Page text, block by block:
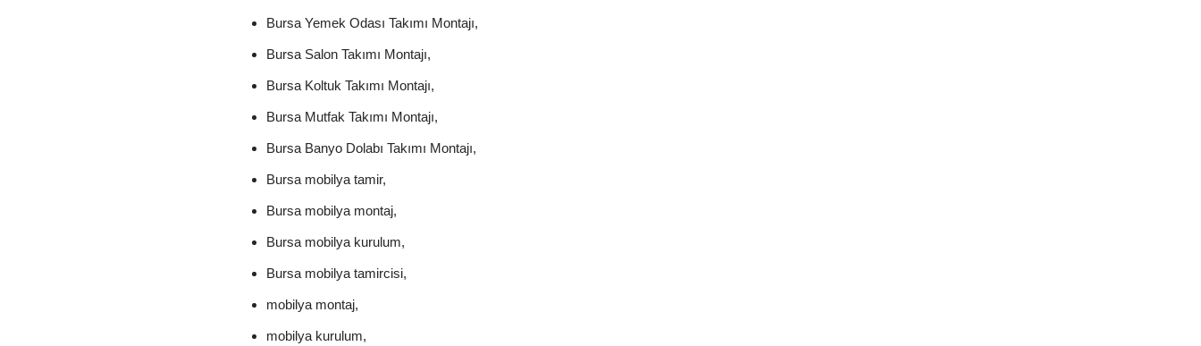
Bursa Yemek Odası Takımı Montajı,
Bursa Salon Takımı Montajı,
Bursa Koltuk Takımı Montajı,
Bursa Mutfak Takımı Montajı,
Bursa Banyo Dolabı Takımı Montajı,
Bursa mobilya tamir,
Bursa mobilya montaj,
Bursa mobilya kurulum,
Bursa mobilya tamircisi,
mobilya montaj,
mobilya kurulum,